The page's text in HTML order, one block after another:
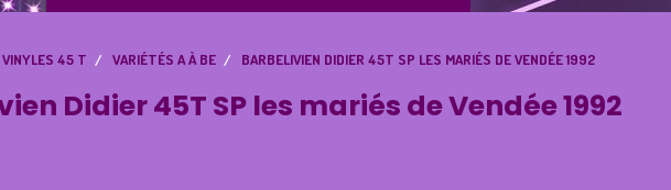
VINYLES 45 T VARIÉTÉS A À BE BARBELIVIEN DIDIER 45T SP LES MARIÉS DE VENDÉE 1992
Didier 45T SP les mariés de Vendée 1992